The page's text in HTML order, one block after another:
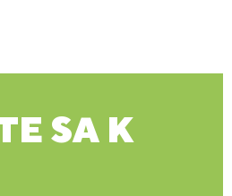
SA K